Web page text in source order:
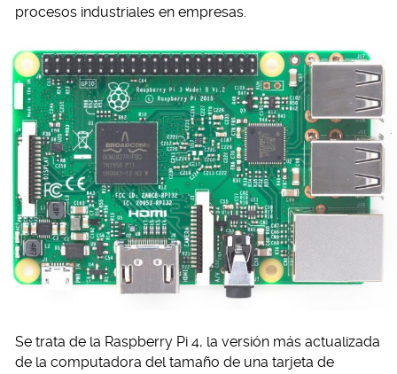
procesos industriales en empresas.
Se trata de la Raspberry Pi 4, la versión más actualizada
de la computadora del tamaño de una tarjeta de